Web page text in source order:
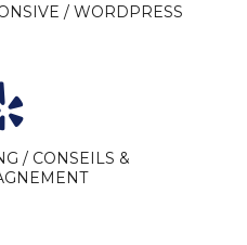
/ WORDPRESS
/ CONSEILS &